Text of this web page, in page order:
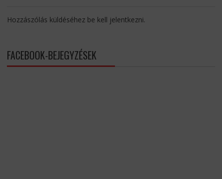
Hozzászólás küldéséhez be kell jelentkezni.
FACEBOOK-BEJEGYZÉSEK